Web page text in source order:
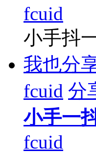
fcuid
小手抖
我也分
fcuid 分
小手一
fcuid